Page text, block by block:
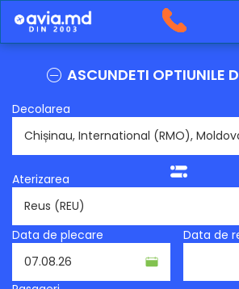
ASCUNDETI OPTIUNILE
Decolarea
Aterizarea
Data de plecare
Data de